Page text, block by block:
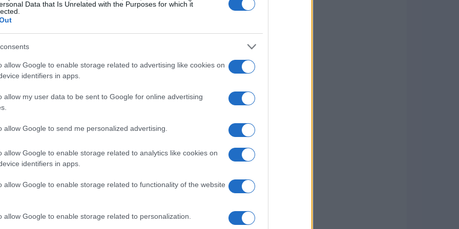
Data that Is Unrelated with the Purposes for which it
allow Google to enable storage related to advertising like cookies on
identifiers in apps.
allow my user data to be sent to Google for online advertising
allow Google to send me personalized advertising.
allow Google to enable storage related to analytics like cookies on
identifiers in apps.
allow Google to enable storage related to functionality of the website
allow Google to enable storage related to personalization.
la produttività
Lavoro, famiglia e impegni sociali si
Un breve viaggio offre
le energie. Studi dimostrano che le
livelli di produttività più elevati al
preparando l’individuo ad affrontare
per vivere nuove esperienze. È possibile
passioni. Infatti, chi opera in contesti
nei luoghi più impensati.